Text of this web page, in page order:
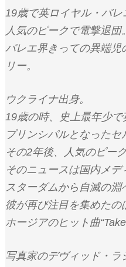
ィ
ン
ウ
で
き
す
く
だ
い
(
新
し
ウ
で
開
き
ま
)
い
ウ
ン
ド
で
ン
ド
で
開
き
ま
19歳で英ロイヤル・バ
人気のピークで電撃退団。
バレエ界きっての異端児
リー。
ウクライナ出身。
19歳の時、史上最年少
プリンシパルとなったセ
その2年後、人気のピー
そのニュースは国内メデ
スターダムから自滅の
彼が再び注目を集めた
ホージアのヒット曲
写真家のデヴィッド・ラ